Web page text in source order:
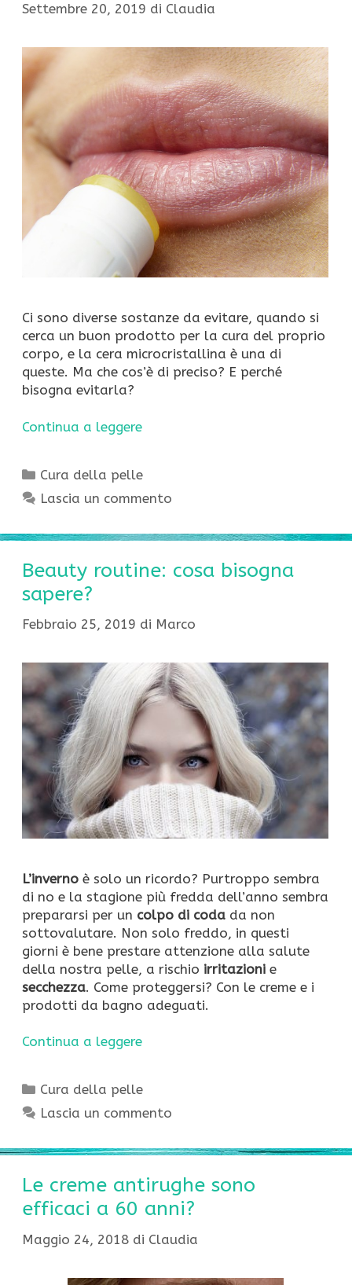
Settembre 20, 2019 di Claudia
Ci sono diverse sostanze da evitare, quando si
cerca un buon prodotto per la cura del proprio
corpo, e la cera microcristallina è una di
queste. Ma che cos’è di preciso? E perché
bisogna evitarla?
Continua a leggere
Categorie
Cura della pelle
Lascia un commento
Beauty routine: cosa bisogna
sapere?
Febbraio 25, 2019 di Marco
L’inverno è solo un ricordo? Purtroppo sembra
di no e la stagione più fredda dell’anno sembra
prepararsi per un colpo di coda da non
sottovalutare. Non solo freddo, in questi
giorni è bene prestare attenzione alla salute
della nostra pelle, a rischio irritazioni e
secchezza. Come proteggersi? Con le creme e i
prodotti da bagno adeguati.
Continua a leggere
Categorie
Cura della pelle
Lascia un commento
Le creme antirughe sono
efficaci a 60 anni?
Maggio 24, 2018 di Claudia